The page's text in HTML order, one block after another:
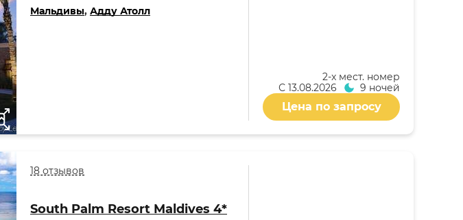
Мальдивы, Адду Атолл
2-x мест. номер
С 13.08.2026 9 ночей
Цена по запросу
18 отзывов
South Palm Resort Maldives 4*